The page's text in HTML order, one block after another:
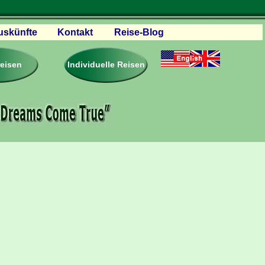
– Reviews
Firmen & Links
Kontakt Reise-Blog
Individuelle Reisen